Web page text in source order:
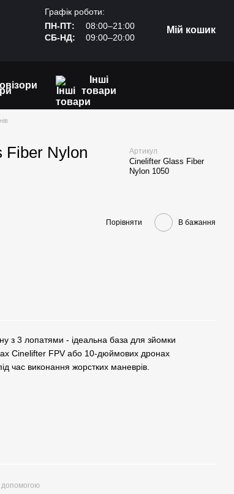
Графік роботи:
ПН-ПТ:
08:00–21:00
СБ-НД:
09:00–20:00
Мій кошик
Інші
товари
Fiber Nylon
Артикул
Cinelifter Glass Fiber
Nylon 1050
Порівняти В бажання
з 3 лопатями - ідеальна база для зйомки
Cinelifter FPV або 10-дюймових дронах
час виконання жорстких маневрів.
допомогою